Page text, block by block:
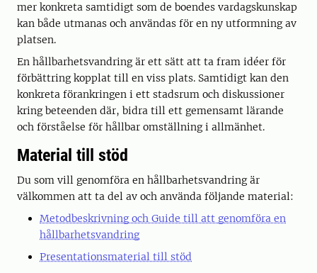
mer konkreta samtidigt som de boendes vardagskunskap
kan både utmanas och användas för en ny utformning av
platsen.
En hållbarhetsvandring är ett sätt att ta fram idéer för
förbättring kopplat till en viss plats. Samtidigt kan den
konkreta förankringen i ett stadsrum och diskussioner
kring beteenden där, bidra till ett gemensamt lärande
och förståelse för hållbar omställning i allmänhet.
Material till stöd
Du som vill genomföra en hållbarhetsvandring är
välkommen att ta del av och använda följande material:
Metodbeskrivning och Guide till att genomföra en
hållbarhetsvandring
Presentationsmaterial till stöd